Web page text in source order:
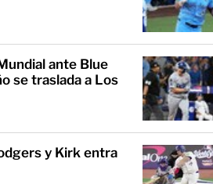
ante Blue
se traslada a Los
y Kirk entra